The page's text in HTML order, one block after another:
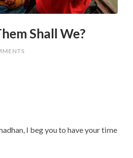
Shall We?
I beg you to have your time